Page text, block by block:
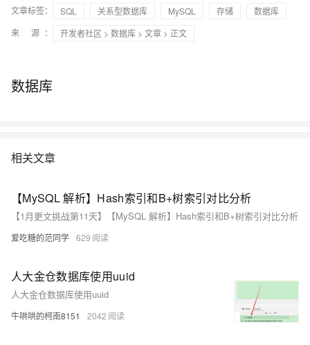
文章标签： SQL 关系型数据库 MySQL 存储
数据库
来 源：
开发者社区 > 数据库 > 文章 > 正文
数据库
相关文章
【MySQL 解析】Hash索引和B+树索引对比分析
【1月更文挑战第11天】【MySQL 解析】Hash索引和B+树索引对比分析
爱吃糖的范同学 629
人大金仓数据库使用uuid
人大金仓数据库使用uuid
牛哄哄的柯南8151 2042